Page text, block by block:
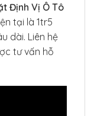
Định Vị Ô Tô
tại là 1tr5
dài. Liên hệ
tư vấn hỗ